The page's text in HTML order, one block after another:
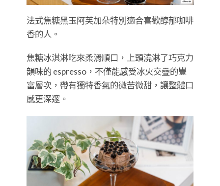
法式焦糖黑玉阿芙加朵特別適合喜歡醇郁咖啡
香的人。
焦糖冰淇淋吃來柔滑順口，上頭澆淋了巧克力
韻味的 espresso，不僅能感受冰火交疊的豐
富層次，帶有獨特香氣的微苦微甜，讓整體口
感更深邃。